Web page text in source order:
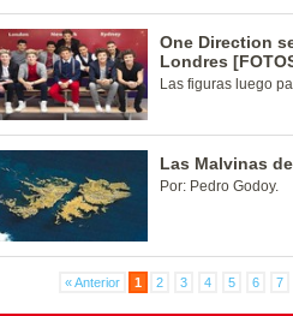
One Direction
Londres
Las figuras luego
Las Malvinas
Por: Pedro Godoy.
« Anterior 1 2 3 4 5 6 7